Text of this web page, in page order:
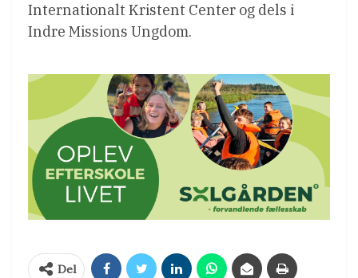
Internationalt Kristent Center og dels i
Indre Missions Ungdom.
Del